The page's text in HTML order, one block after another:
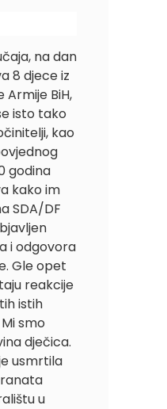
na dan
8 djece iz
BiH,
isto tako
kao
godina
kako im
SDA/DF
i odgovora
Gle opet
reakcije
istih
smo
dječica.
usmrtila
u